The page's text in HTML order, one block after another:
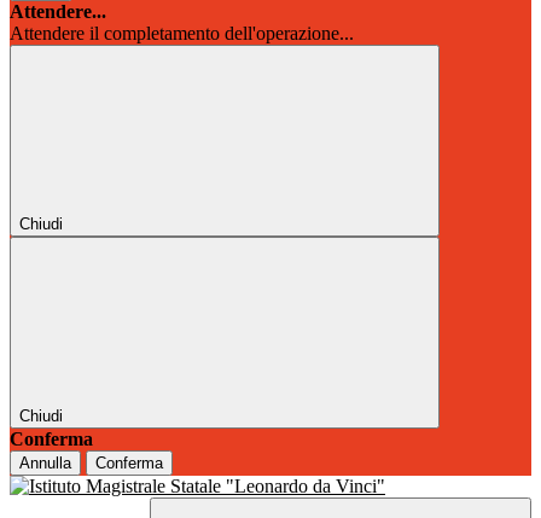
Attendere...
Attendere il completamento dell'operazione...
Chiudi
Chiudi
Conferma
Annulla Conferma